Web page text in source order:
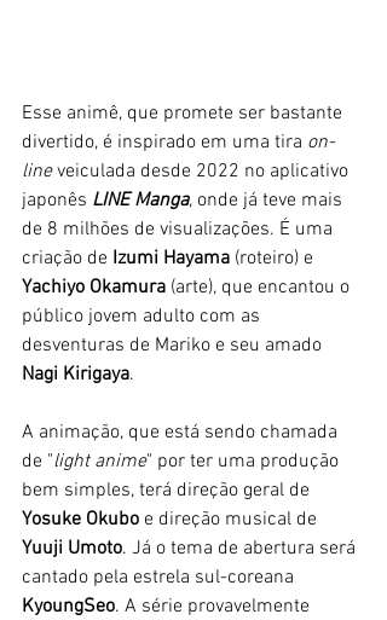
Esse animê, que promete ser bastante
divertido, é inspirado em uma tira on-
line veiculada desde 2022 no aplicativo
japonês LINE Manga, onde já teve mais
de 8 milhões de visualizações. É uma
criação de Izumi Hayama (roteiro) e
Yachiyo Okamura (arte), que encantou o
público jovem adulto com as
desventuras de Mariko e seu amado
Nagi Kirigaya.
A animação, que está sendo chamada
de "light anime" por ter uma produção
bem simples, terá direção geral de
Yosuke Okubo e direção musical de
Yuuji Umoto. Já o tema de abertura será
cantado pela estrela sul-coreana
KyoungSeo. A série provavelmente